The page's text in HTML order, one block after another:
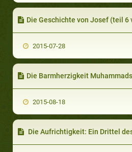
Die Geschichte von Josef (teil 6 von
2015-07-28
Die Barmherzigkeit Muhammads
2015-08-18
Die Aufrichtigkeit: Ein Drittel